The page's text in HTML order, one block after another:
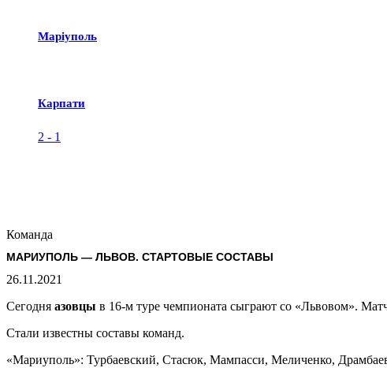
Маріуполь
Карпати
2 - 1
Команда
МАРИУПОЛЬ — ЛЬВОВ. СТАРТОВЫЕ СОСТАВЫ
26.11.2021
Сегодня азовцы в 16-м туре чемпионата сыграют со «Львовом».
Стали известны составы команд.
«Мариуполь»: Турбаевский, Стасюк, Мампасси, Меличенко,